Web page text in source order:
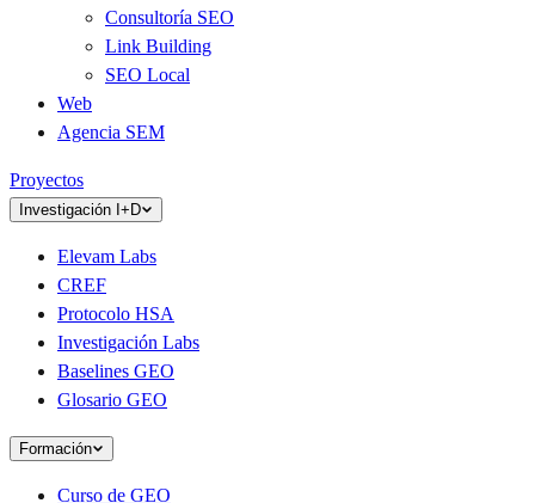
Consultoría SEO
Link Building
SEO Local
Web
Agencia SEM
Proyectos
Investigación I+D
Elevam Labs
CREF
Protocolo HSA
Investigación Labs
Baselines GEO
Glosario GEO
Formación
Curso de GEO